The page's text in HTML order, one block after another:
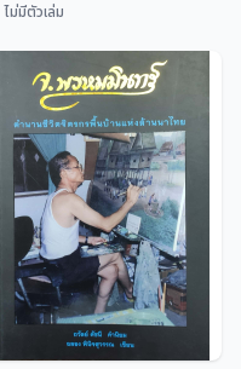
มิตรภาพไทย-จีน ยิ่งยืนนาน
ฉลอง พินิจสุวรรณ
ไม่มีตัวเล่ม